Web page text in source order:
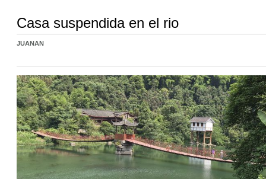
Casa suspendida en el rio
JUANAN